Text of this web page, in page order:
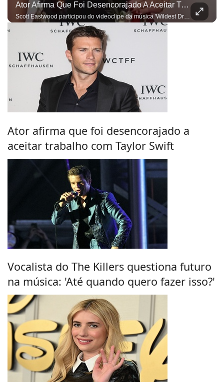
Ator Afirma Que Foi Desencorajado A Aceitar Trabalho Com Taylor Swift
Scott Eastwood participou do videoclipe da música 'Wildest Dreams'
Ator afirma que foi desencorajado a
aceitar trabalho com Taylor Swift
Vocalista do The Killers questiona futuro
na música: 'Até quando quero fazer isso?'